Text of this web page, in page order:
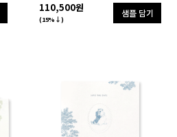
110,500원
(15%↓)
샘플 담기